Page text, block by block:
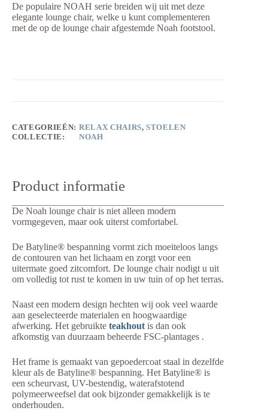
De populaire NOAH serie breiden wij uit met deze
elegante lounge chair, welke u kunt complementeren
met de op de lounge chair afgestemde Noah footstool.
CATEGORIEËN: RELAX CHAIRS,STOELEN
COLLECTIE:
NOAH
Product informatie
De Noah lounge chair is niet alleen modern
vormgegeven, maar ook uiterst comfortabel.
De Batyline® bespanning vormt zich moeiteloos langs
de contouren van het lichaam en zorgt voor een
uitermate goed zitcomfort. De lounge chair nodigt u uit
om volledig tot rust te komen in uw tuin of op het terras.
Naast een modern design hechten wij ook veel waarde
aan geselecteerde materialen en hoogwaardige
afwerking. Het gebruikte teakhout is dan ook
afkomstig van duurzaam beheerde FSC-plantages .
Het frame is gemaakt van gepoedercoat staal in dezelfde
kleur als de Batyline® bespanning. Het Batyline® is
een scheurvast, UV-bestendig, waterafstotend
polymeerweefsel dat ook bijzonder gemakkelijk is te
onderhouden.